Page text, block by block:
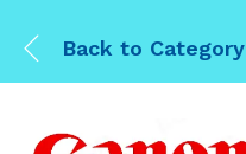
Back to Category